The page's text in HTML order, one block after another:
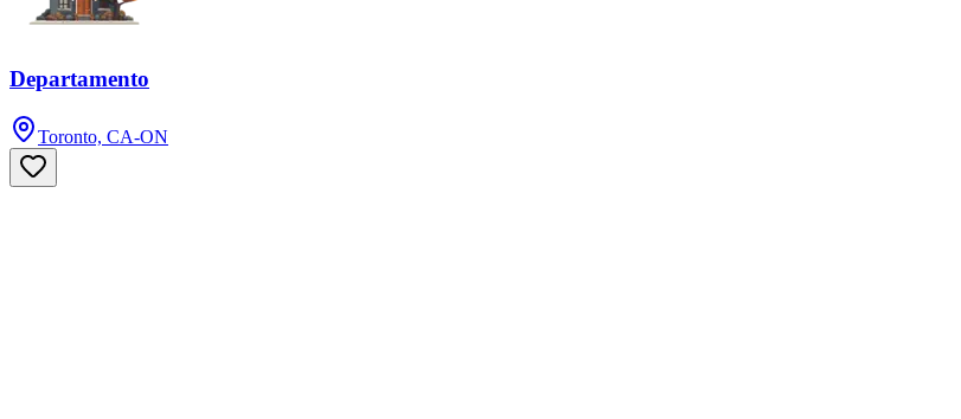
Departamento
Toronto, CA-ON